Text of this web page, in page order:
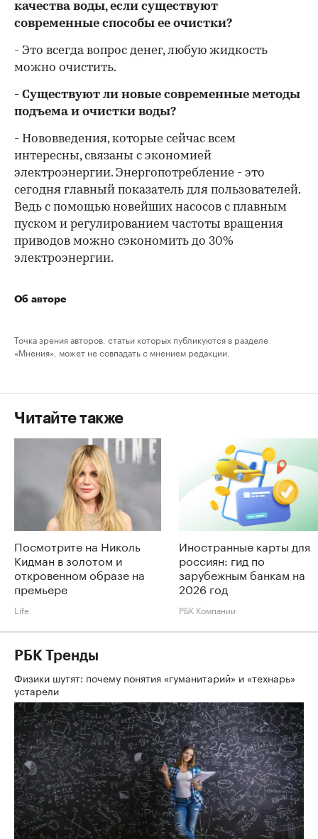
качества воды, если существуют
современные способы ее очистки?
- Это всегда вопрос денег, любую жидкость
можно очистить.
- Существуют ли новые современные методы
подъема и очистки воды?
- Нововведения, которые сейчас всем
интересны, связаны с экономией
электроэнергии. Энергопотребление - это
сегодня главный показатель для пользователей.
Ведь с помощью новейших насосов с плавным
пуском и регулированием частоты вращения
приводов можно сэкономить до 30%
электроэнергии.
Об авторе
Точка зрения авторов, статьи которых публикуются в разделе
«Мнения», может не совпадать с мнением редакции.
Читайте также
Посмотрите на Николь
Кидман в золотом и
откровенном образе на
премьере
Life
Иностранные карты для
россиян: гид по
зарубежным банкам на
2026 год
РБК Компании
РБК Тренды
Физики шутят: почему понятия «гуманитарий» и «технарь»
устарели